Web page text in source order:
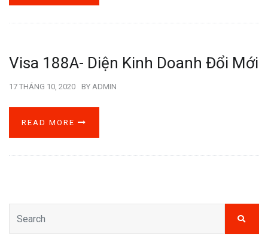
Visa 188A- Diện Kinh Doanh Đổi Mới
17 THÁNG 10, 2020 BY ADMIN
READ MORE